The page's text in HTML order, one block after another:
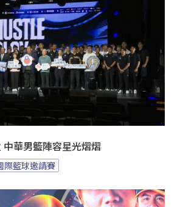
華男籃陣容星光熠熠
際籃球邀請賽